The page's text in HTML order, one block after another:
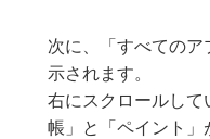
次に、「すべてのア
示されます。
右にスクロールして
帳」と「ペイント」